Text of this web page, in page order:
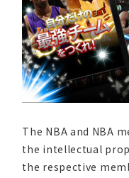
The NBA and NBA
the intellectual
the respective